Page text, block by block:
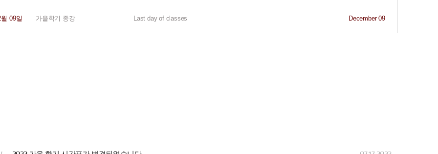
월 09일 가을학기 종강 Last day of classes December 09